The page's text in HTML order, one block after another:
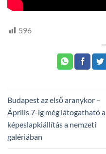
596
Budapest az első aranykor –
Április 7-ig még látogatható a
képeslapkiállítás a nemzeti
galériában